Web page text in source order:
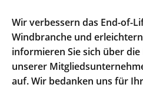
Wir verbessern das End-of-
Windbranche und
informieren Sie sich über
unserer
auf. Wir bedanken uns für